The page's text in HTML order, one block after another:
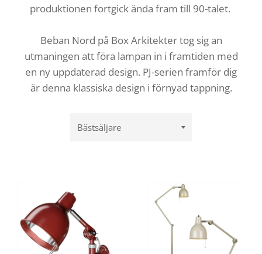
produktionen fortgick ända fram till 90-talet.
Beban Nord på Box Arkitekter tog sig an
utmaningen att föra lampan in i framtiden med
en ny uppdaterad design. PJ-serien framför dig
är denna klassiska design i förnyad tappning.
efter